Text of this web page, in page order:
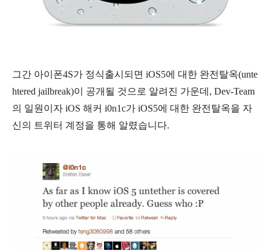
그간 아이폰4S가 정식출시되면 iOS5에 대한 완전탈옥(unte
htered jailbreak)이 공개될 것으로 알려진 가운데, Dev-Team
의 일원이자 iOS 해커 i0n1c가 iOS5에 대한 완전탈옥을 자
신의 트위터 계정을 통해 알렸습니다.